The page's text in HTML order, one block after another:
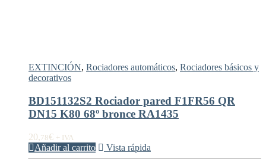
EXTINCIÓN, Rociadores automáticos, Rociadores básicos y
decorativos
BD151132S2 Rociador pared F1FR56 QR
DN15 K80 68º bronce RA1435
20,78€ + IVA
Añadir al carrito Vista rápida